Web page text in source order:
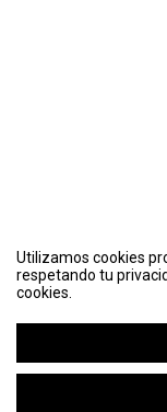
Utilizamos cookies
respetando tu
cookies.